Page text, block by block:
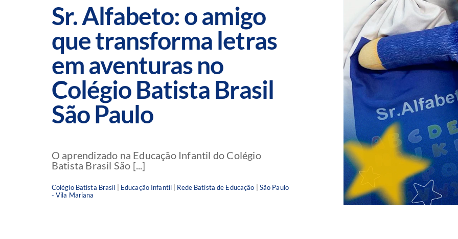
Sr. Alfabeto: o amigo
que transforma letras
em aventuras no
Colégio Batista Brasil
São Paulo
O aprendizado na Educação Infantil do Colégio
Batista Brasil São [...]
Colégio Batista Brasil Educação Infantil Rede Batista de Educação
São Paulo
- Vila Mariana